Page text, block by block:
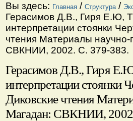
Вы здесь: Главная / Структура /
Герасимов Д.В., Гиря Е.Ю,
интерпретации стоянки
чтения Материалы
СВКНИИ, 2002. С. 379-383.
Герасимов Д.В., Гиря
интерпретации стоянки
Диковские чтения
Магадан: СВКНИИ,